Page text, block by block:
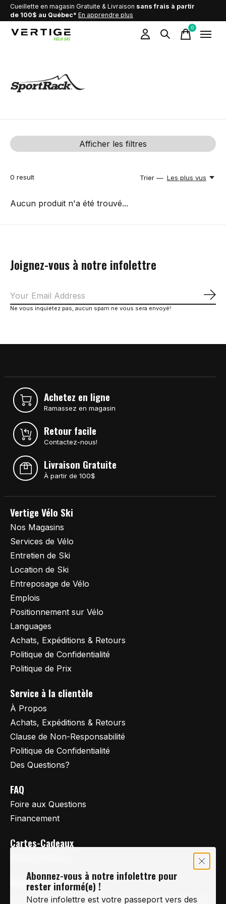
Cueillette en magasin Gratuite & Livraison sans frais à partir
de 100$ au Québec* En apprendre plus
0items
SportRack
Afficher les filtres
0 result Trier — Les plus vus
Aucun produit n'a été trouvé...
Joignez-vous à notre infolettre
Ne vous inquiétez pas, aucun spam ne vous sera envoyé!
Achetez en ligne
Ramassez en magasin
Retour facile
Contactez-nous!
Livraison Gratuite
À partir de 100$
Vertige Vélo Ski
Nos Magasins
Services de Vélo
Entretien de Ski
Location de Ski
Entreposage de Vélo
Emplois
Positionnement sur Vélo
Languages
Achats, Expéditions & Retours
Politique de Confidentialité
Politique de Prix
Service à la clientèle
À Propos
Achats, Expéditions & Retours
Clause de Non-Responsabilité
Politique de Confidentialité
Des Questions?
FAQ
Foire aux Questions
Financement
Cartes-Cadeaux
Vertige Vélo Ski
La référence en vélo de route, vélo de montagne et
Abonnez-vous à notre infolettre pour
rester informé(e) !
Notre infolettre est votre passeport vers des